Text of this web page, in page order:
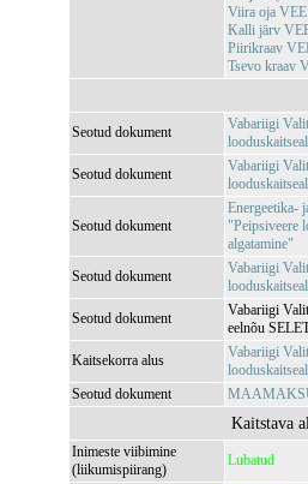
Viira oja
Kalli järv
Piirikraav
Tsevo kraav
Seotud dokument
Vabariigi
Seotud dokument
Vabariigi
Seotud dokument
Energeetika-
"Peipsiveere
algatamine"
Seotud dokument
Vabariigi
Seotud dokument
Vabariigi
eelnõu
Kaitsekorra alus
Vabariigi
Seotud dokument
Kaitstava
Inimeste viibimine
(liikumispiirang)
Lubatud